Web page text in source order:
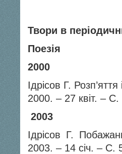
Твори в
Поезія
2000
Ідрісов Г.
2000. – 27 квіт. – С.
2003
Ідрісов Г.
2003. – 14 січ. – С.